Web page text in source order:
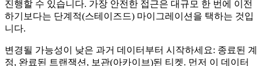
진행할 수 있습니다. 가장 안전한 접근은 대규모 한 번에 이전
하기보다는 단계적(스테이즈드) 마이그레이션을 택하는 것입
니다.
변경될 가능성이 낮은 과거 데이터부터 시작하세요: 종료된 계
정, 완료된 트랜잭션, 보관(아카이브)된 티켓. 먼저 이 데이터